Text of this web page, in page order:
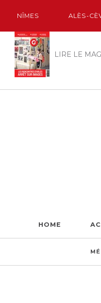
NÎMES ALÈS-
LIRE LE
HOME